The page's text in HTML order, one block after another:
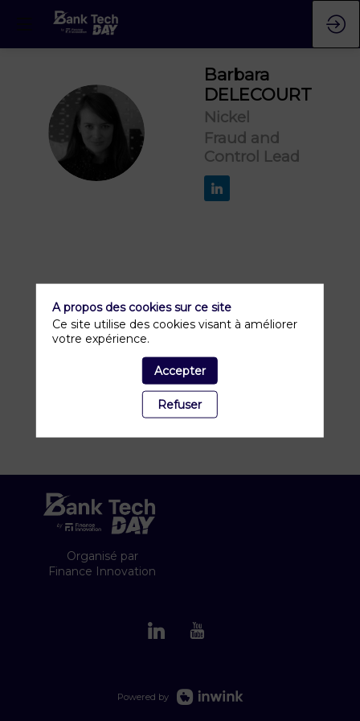
BD
Barbara
DELECOURT
Nickel
Fraud and
Control Lead
Organisé par
Finance Innovation
Powered by
A propos des cookies sur ce site
Ce site utilise des cookies visant à améliorer
votre expérience.
Accepter
Refuser